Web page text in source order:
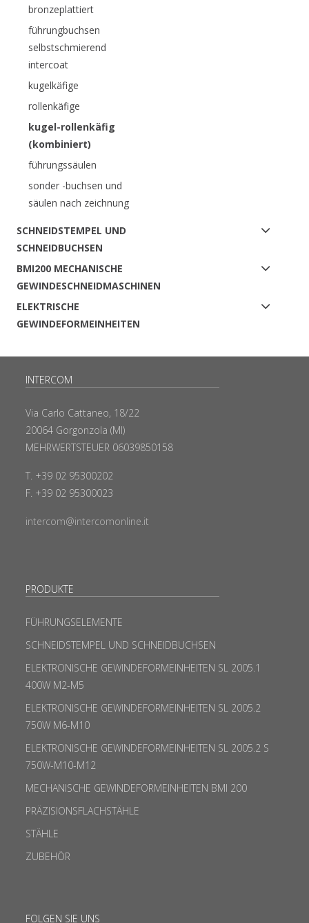
bronzeplattiert
führungbuchsen
selbstschmierend
intercoat
kugelkäfige
rollenkäfige
kugel-rollenkäfig
(kombiniert)
führungssäulen
sonder -buchsen und
säulen nach zeichnung
SCHNEIDSTEMPEL UND
SCHNEIDBUCHSEN
BMI200 MECHANISCHE
GEWINDESCHNEIDMASCHINEN
ELEKTRISCHE
GEWINDEFORMEINHEITEN
INTERCOM
Via Carlo Cattaneo, 18/22
20064 Gorgonzola (MI)
MEHRWERTSTEUER 06039850158
T. +39 02 95300202
F. +39 02 95300023
intercom@intercomonline.it
PRODUKTE
FÜHRUNGSELEMENTE
SCHNEIDSTEMPEL UND SCHNEIDBUCHSEN
ELEKTRONISCHE GEWINDEFORMEINHEITEN SL 2005.1
400W M2-M5
ELEKTRONISCHE GEWINDEFORMEINHEITEN SL 2005.2
750W M6-M10
ELEKTRONISCHE GEWINDEFORMEINHEITEN SL 2005.2 S
750W-M10-M12
MECHANISCHE GEWINDEFORMEINHEITEN BMI 200
PRÄZISIONSFLACHSTÄHLE
STÄHLE
ZUBEHÖR
FOLGEN SIE UNS